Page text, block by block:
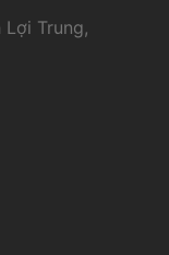
Lợi Trung,